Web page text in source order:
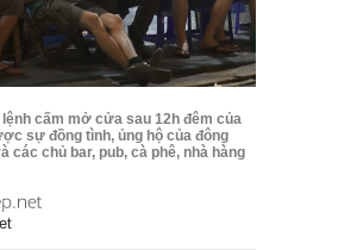
cấm mở cửa sau 12h đêm của
sự đồng tình, ủng hộ của đông
các chủ bar, pub, cà phê, nhà hàng